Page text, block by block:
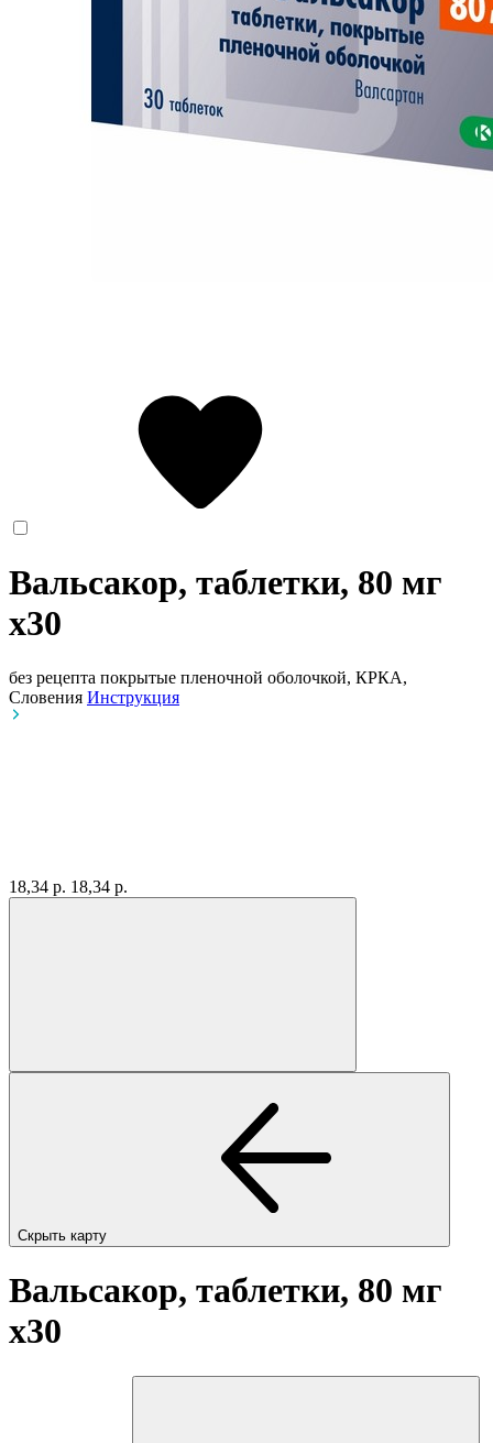
Вальсакор, таблетки, 80 мг
x30
без рецепта покрытые пленочной оболочкой, КРКА,
Словения Инструкция
18,34 р. 18,34 р.
Скрыть карту
Вальсакор, таблетки, 80 мг
x30